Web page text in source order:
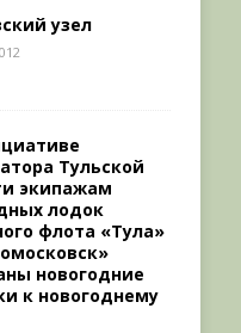
узел
Тульской
экипажам
лодок
флота «Тула»
новогодние
к новогоднему